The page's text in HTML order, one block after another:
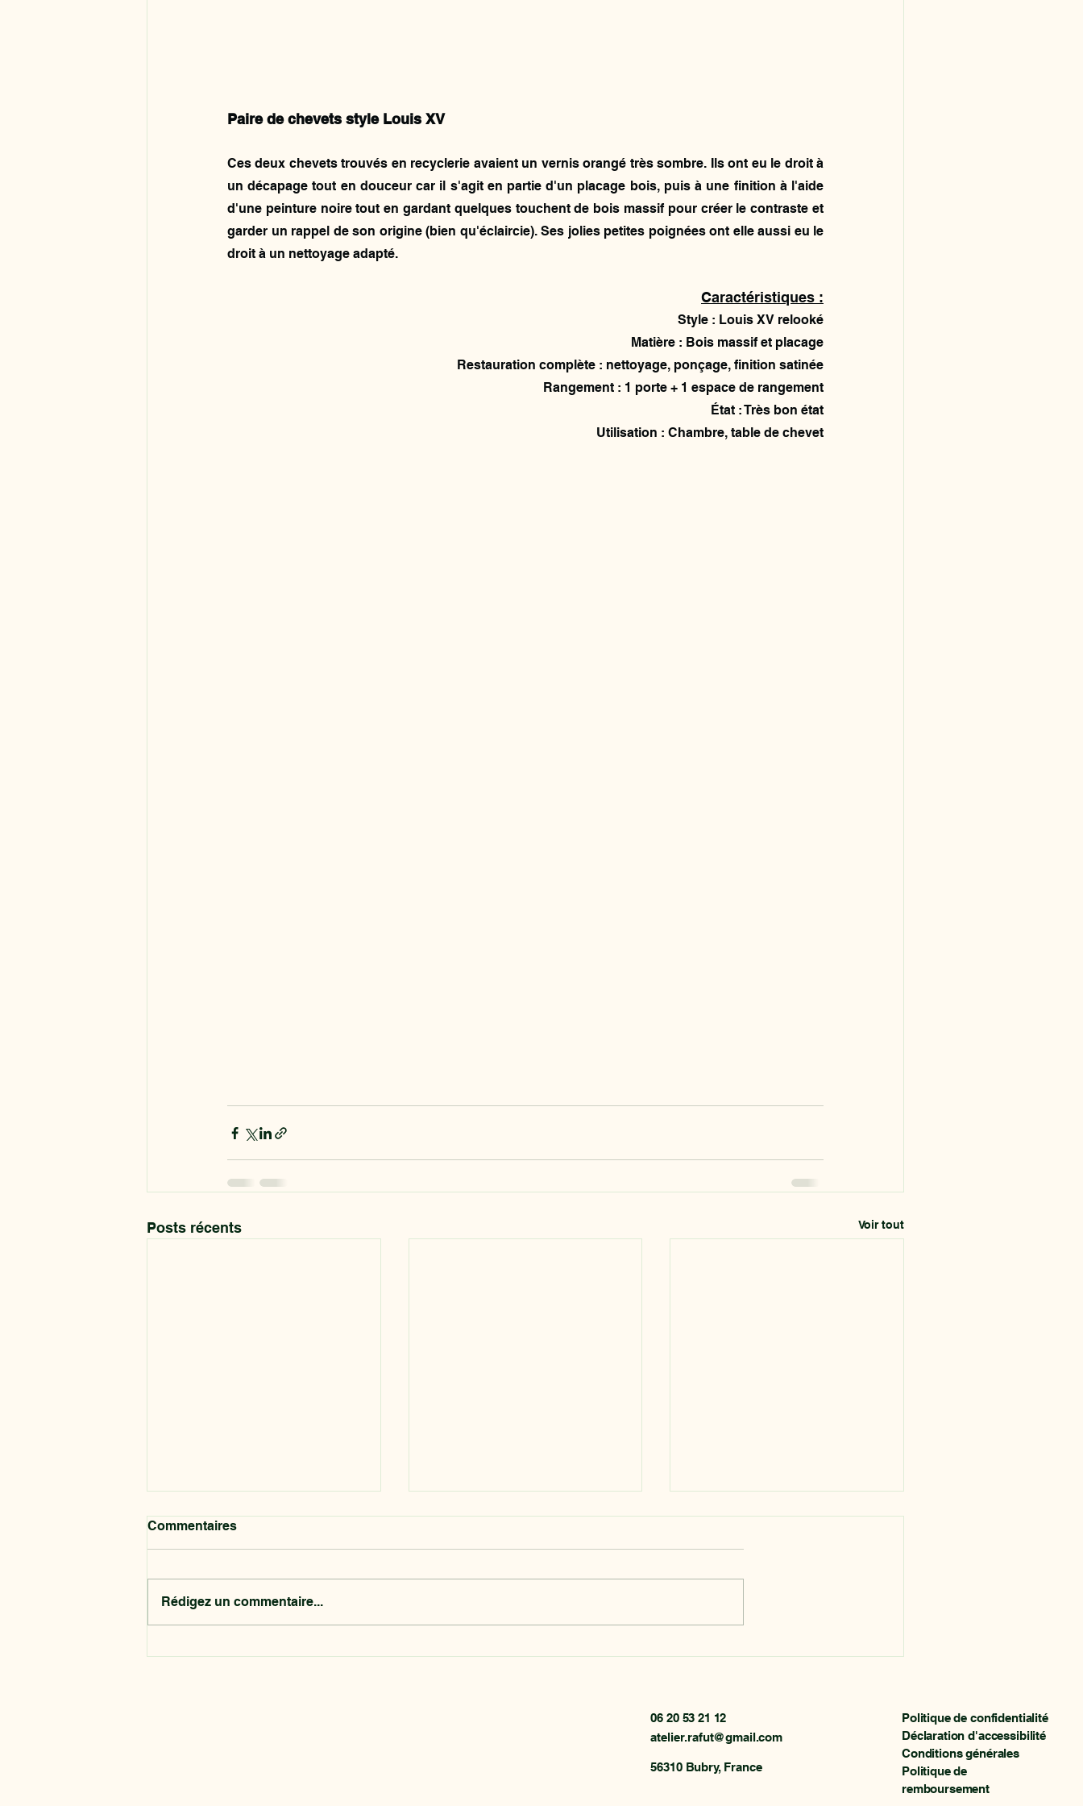
Paire de chevets style Louis XV
Ces deux chevets trouvés en recyclerie avaient un vernis orangé très sombre. Ils ont eu le droit à
un décapage tout en douceur car il s'agit en partie d'un placage bois, puis à une finition à l'aide
d'une peinture noire tout en gardant quelques touchent de bois massif pour créer le contraste et
garder un rappel de son origine (bien qu'éclaircie). Ses jolies petites poignées ont elle aussi eu le
droit à un nettoyage adapté.
Caractéristiques :
Style : Louis XV relooké
Matière : Bois massif et placage
Restauration complète : nettoyage, ponçage, finition satinée
Rangement : 1 porte + 1 espace de rangement
État : Très bon état
Utilisation : Chambre, table de chevet
Posts récents Voir tout
Commentaires
Rédigez un commentaire...
06 20 53 21 12
atelier.rafut@gmail.com
56310 Bubry, France
Politique de confidentialité
Déclaration d'accessibilité
Conditions générales
Politique de
remboursement